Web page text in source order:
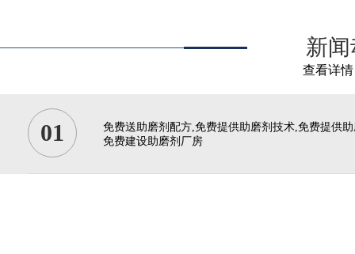
查看详
新
01
免费送助磨剂配方,免费提供助磨剂技术,免费提供
免费建设助磨剂厂房